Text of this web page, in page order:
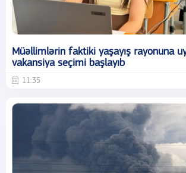
Müəllimlərin faktiki yaşayış rayonuna
vakansiya seçimi başlayıb
11:35